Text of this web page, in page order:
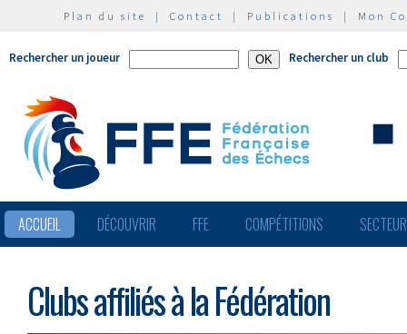
Plan du site | Contact | Publications | Mon
Rechercher un joueur Rechercher un club
ACCUEIL DÉCOUVRIR FFE COMPÉTITIONS
Clubs affiliés à la Fédération